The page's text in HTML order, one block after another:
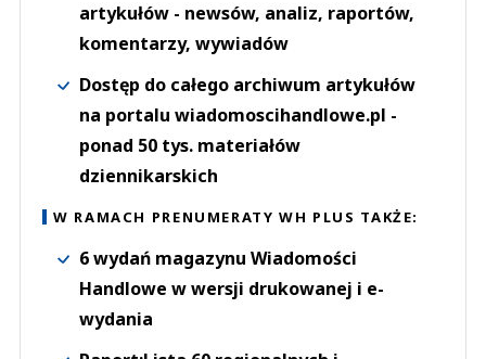
artykułów - newsów, analiz, raportów,
komentarzy, wywiadów
Dostęp do całego archiwum artykułów
na portalu wiadomoscihandlowe.pl -
ponad 50 tys. materiałów
dziennikarskich
W RAMACH PRENUMERATY WH PLUS TAKŻE:
6 wydań magazynu Wiadomości
Handlowe w wersji drukowanej i e-
wydania